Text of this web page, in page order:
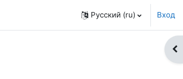
Русский ‎(ru)‎ Вход